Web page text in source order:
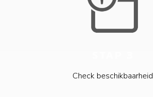
Check beschikbaarheid